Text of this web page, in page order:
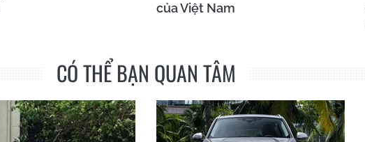
của Việt Nam
CÓ THỂ BẠN QUAN TÂM